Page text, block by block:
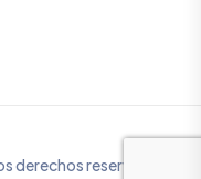
derechos reservados